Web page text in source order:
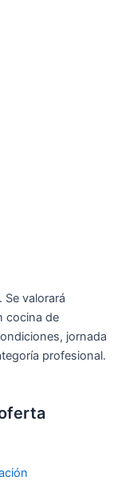
valorará
cocina de
jornada
profesional.